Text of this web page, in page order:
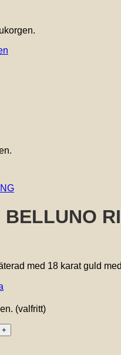
med 18 karat guld
(valfritt)